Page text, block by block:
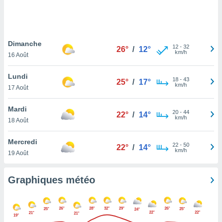
pas
de
à
cas,
que
sur le
ne
Dimanche
16 Août
26° / 12° 12- 32
km/h
Lundi
17 Août
25° / 17° 18- 43
km/h
Mardi
18 Août
22° / 14° 20- 44
km/h
Mercredi
19 Août
22° / 14° 22- 50
km/h
Graphiques météo
19°
21°
25°
26°
21°
28° 32° 29° 24°
22°
26° 25°
22°